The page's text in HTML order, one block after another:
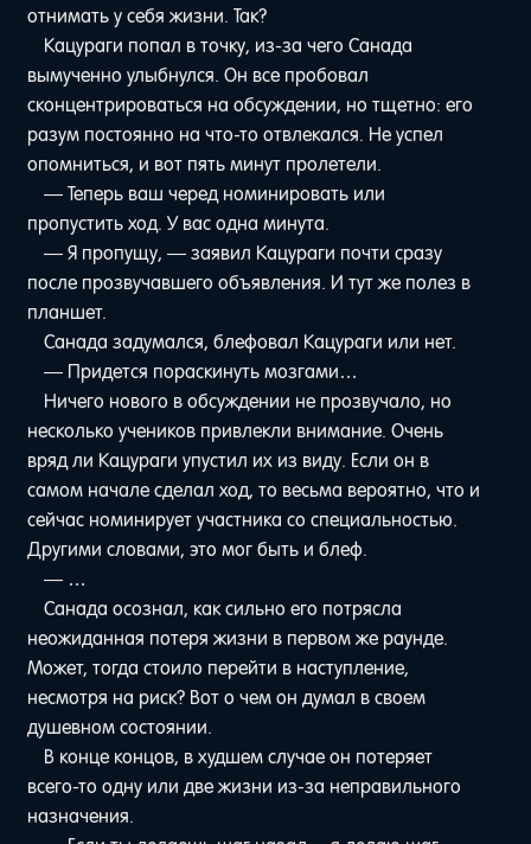
отнимать у себя жизни. Так?
Кацураги попал в точку, из-за чего Санада
вымученно улыбнулся. Он все пробовал
сконцентрироваться на обсуждении, но тщетно: его
разум постоянно на что-то отвлекался. Не успел
опомниться, и вот пять минут пролетели.
— Теперь ваш черед номинировать или
пропустить ход. У вас одна минута.
— Я пропущу, — заявил Кацураги почти сразу
после прозвучавшего объявления. И тут же полез в
планшет.
Санада задумался, блефовал Кацураги или нет.
— Придется пораскинуть мозгами…
Ничего нового в обсуждении не прозвучало, но
несколько учеников привлекли внимание. Очень
вряд ли Кацураги упустил их из виду. Если он в
самом начале сделал ход, то весьма вероятно, что и
сейчас номинирует участника со специальностью.
Другими словами, это мог быть и блеф.
— …
Санада осознал, как сильно его потрясла
неожиданная потеря жизни в первом же раунде.
Может, тогда стоило перейти в наступление,
несмотря на риск? Вот о чем он думал в своем
душевном состоянии.
В конце концов, в худшем случае он потеряет
всего-то одну или две жизни из-за неправильного
назначения.